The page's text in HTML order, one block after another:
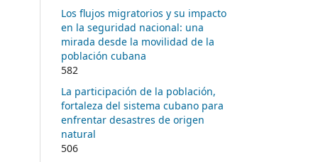
Los flujos migratorios y su impacto
en la seguridad nacional: una
mirada desde la movilidad de la
población cubana
582
La participación de la población,
fortaleza del sistema cubano para
enfrentar desastres de origen
natural
506